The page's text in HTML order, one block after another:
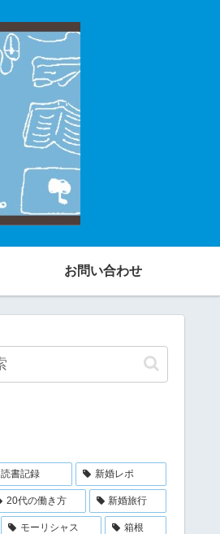
お問い合わせ
読書記録 新婚レポ
20代の働き方 新婚旅行
モーリシャス 箱根